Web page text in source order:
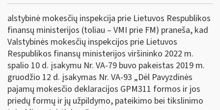
alstybinė mokesčių inspekcija prie Lietuvos Respublikos
finansų ministerijos (toliau – VMI prie FM) praneša, kad
Valstybinės mokesčių inspekcijos prie Lietuvos
Respublikos finansų ministerijos viršininko 2022 m.
spalio 10 d. įsakymu Nr. VA-79 buvo pakeistas 2019 m.
gruodžio 12 d. įsakymas Nr. VA-93 „Dėl Pavyzdinės
pajamų mokesčio deklaracijos GPM311 formos ir jos
priedų formų ir jų užpildymo, pateikimo bei tikslinimo